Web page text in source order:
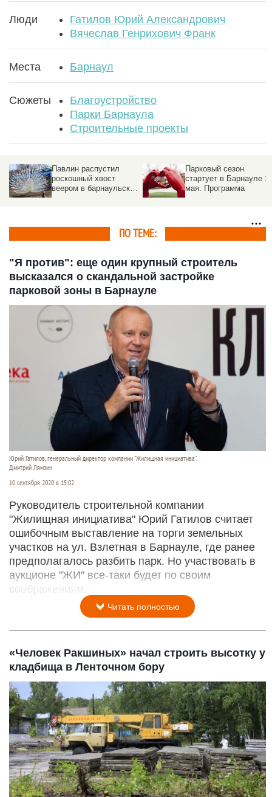
Люди
Гатилов Юрий Александрович
Вячеслав Генрихович Франк
Места Барнаул
Сюжеты
Благоустройство
Парки Барнаула
Строительные проекты
Парковый сезон
стартует в Барнауле 1
мая. Программа
В Барнауле началось
голосование за
общественные
ПО ТЕМЕ:
"Я против": еще один крупный строитель
высказался о скандальной застройке
парковой зоны в Барнауле
Юрий Гатилов, генеральный директор компании "Жилищная инициатива".
Дмитрий Лямзин
10 сентября 2020 в 15:02
Руководитель строительной компании
"Жилищная инициатива" Юрий Гатилов считает
ошибочным выставление на торги земельных
участков на ул. Взлетная в Барнауле, где ранее
предполагалось разбить парк. Но участвовать в
аукционе "ЖИ" все-таки будет по своим
соображениям.
Читать полностью
«Человек Ракшиных» начал строить высотку у
кладбища в Ленточном бору